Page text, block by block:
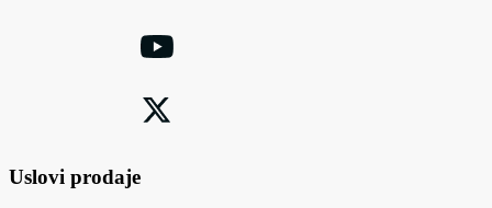
Uslovi prodaje